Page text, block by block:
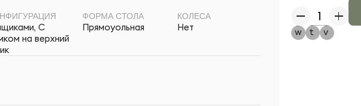
С
на верхний
ФОРМА СТОЛА
Прямоуольная
КОЛЕСА
Нет